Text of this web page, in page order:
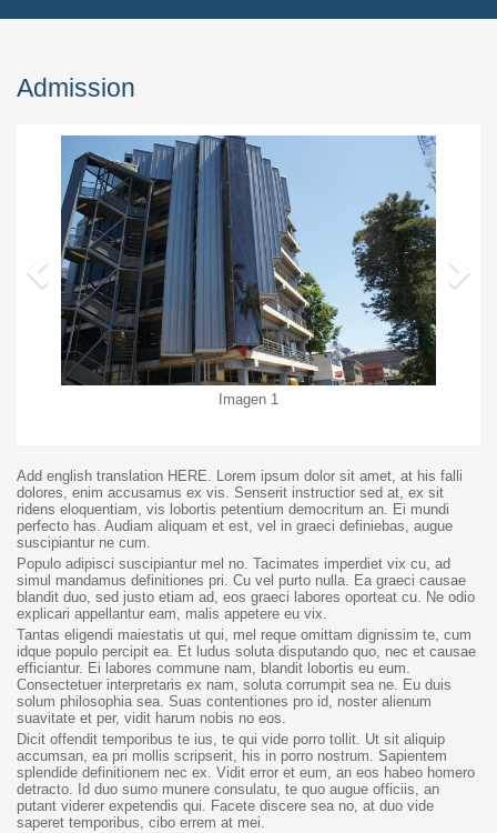
Admission
Anterior
Imagen 1
Add english translation HERE. Lorem ipsum dolor sit amet, at his falli
dolores, enim accusamus ex vis. Senserit instructior sed at, ex sit
ridens eloquentiam, vis lobortis petentium democritum an. Ei mundi
perfecto has. Audiam aliquam et est, vel in graeci definiebas, augue
suscipiantur ne cum.
Populo adipisci suscipiantur mel no. Tacimates imperdiet vix cu, ad
simul mandamus definitiones pri. Cu vel purto nulla. Ea graeci causae
blandit duo, sed justo etiam ad, eos graeci labores oporteat cu. Ne odio
explicari appellantur eam, malis appetere eu vix.
Tantas eligendi maiestatis ut qui, mel reque omittam dignissim te, cum
idque populo percipit ea. Et ludus soluta disputando quo, nec et causae
efficiantur. Ei labores commune nam, blandit lobortis eu eum.
Consectetuer interpretaris ex nam, soluta corrumpit sea ne. Eu duis
solum philosophia sea. Suas contentiones pro id, noster alienum
suavitate et per, vidit harum nobis no eos.
Dicit offendit temporibus te ius, te qui vide porro tollit. Ut sit aliquip
accumsan, ea pri mollis scripserit, his in porro nostrum. Sapientem
splendide definitionem nec ex. Vidit error et eum, an eos habeo homero
detracto. Id duo sumo munere consulatu, te quo augue officiis, an
putant viderer expetendis qui. Facete discere sea no, at duo vide
saperet temporibus, cibo errem at mei.